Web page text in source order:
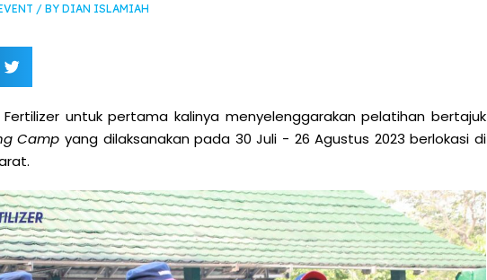
/ BYDIAN ISLAMIAH
Fertilizer untuk pertama kalinya menyelenggarakan pelatihan bertajuk
Camp yang dilaksanakan pada 30 Juli - 26 Agustus 2023 berlokasi di